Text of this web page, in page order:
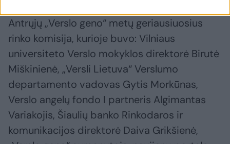
Antrųjų „Verslo geno“ metų geriausiuosius
rinko komisija, kurioje buvo: Vilniaus
universiteto Verslo mokyklos direktorė Birutė
Miškinienė, „Versli Lietuva“ Verslumo
departamento vadovas Gytis Morkūnas,
Verslo angelų fondo I partneris Algimantas
Variakojis, Šiaulių banko Rinkodaros ir
komunikacijos direktorė Daiva Grikšienė,